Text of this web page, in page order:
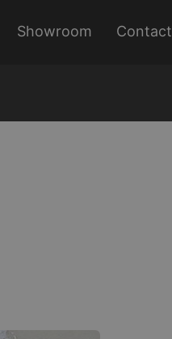
Showroom Contact